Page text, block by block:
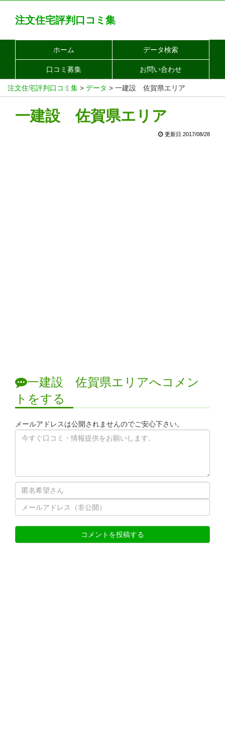
注文住宅評判口コミ集
ホーム データ検索
口コミ募集 お問い合わせ
注文住宅評判口コミ集 > データ > 一建設 佐賀県エリア
一建設 佐賀県エリア
更新日 2017/08/28
一建設 佐賀県エリアへコメン
トをする
メールアドレスは公開されませんのでご安心下さい。